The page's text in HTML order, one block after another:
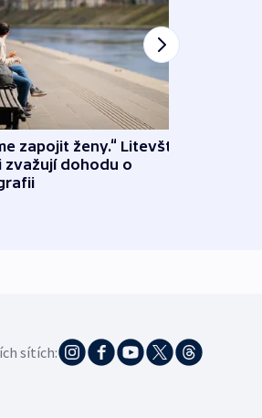
zapojit ženy.“ Litevští
zvažují dohodu o
sítích: